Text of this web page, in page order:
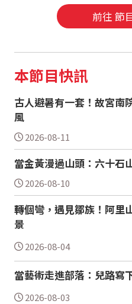
前往 節
本節目快訊
古人避暑有一套！故宮南
風
2026-08-11
當金黃漫過山頭：六十石
2026-08-10
轉個彎，遇見鄒族！阿里
景
2026-08-04
當藝術走進部落：兒路寫
2026-08-03